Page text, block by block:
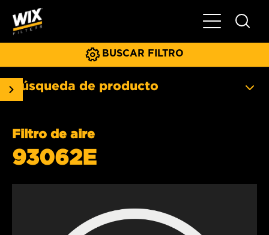
Menú
BUSCAR FILTRO
Búsqueda de producto
Filtro de aire
93062E